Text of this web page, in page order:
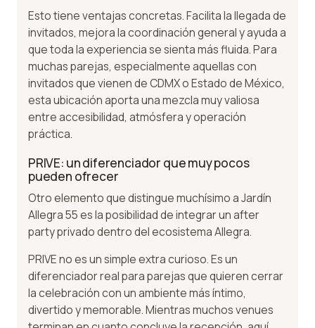
Esto tiene ventajas concretas. Facilita la llegada de
invitados, mejora la coordinación general y ayuda a
que toda la experiencia se sienta más fluida. Para
muchas parejas, especialmente aquellas con
invitados que vienen de CDMX o Estado de México,
esta ubicación aporta una mezcla muy valiosa
entre accesibilidad, atmósfera y operación
práctica.
PRIVE: un diferenciador que muy pocos
pueden ofrecer
Otro elemento que distingue muchísimo a Jardín
Allegra 55 es la posibilidad de integrar un after
party privado dentro del ecosistema Allegra.
PRIVE no es un simple extra curioso. Es un
diferenciador real para parejas que quieren cerrar
la celebración con un ambiente más íntimo,
divertido y memorable. Mientras muchos venues